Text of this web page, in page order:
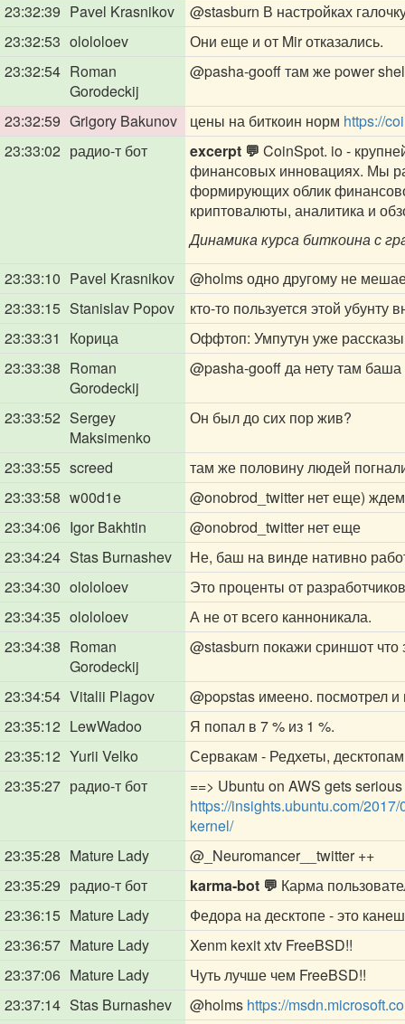
23:32:39 Pavel Krasnikov @stasburn В настройках
23:32:53 olololoev
Они еще и от Mir отказались.
23:32:54 Roman
Gorodeckij
@pasha-gooffтам же power
23:32:59 Grigory Bakunov цены на биткоин норм https://
23:33:02 радио-т бот excerpt 💬 CoinSpot. io -
финансовых инновациях. Мы
формирующих облик
криптовалюты, аналитика и
Динамика курса биткоина с
23:33:10 Pavel Krasnikov @holmsодно другому не
23:33:15 Stanislav Popov
кто-то пользуется этой
23:33:31
Корица
Оффтоп: Умпутун уже
23:33:38 Roman
Gorodeckij
@pasha-gooffда нету там баша
23:33:52 Sergey
Maksimenko
Он был до сих пор жив?
23:33:55 screed
там же половину людей
23:33:58 w00d1e @onobrod_twitterнет еще) ждем
23:34:06 Igor Bakhtin @onobrod_twitterнет еще
23:34:24 Stas Burnashev
Не, баш на винде нативно
23:34:30 olololoev
Это проценты от
23:34:35 olololoev
А не от всего канноникала.
23:34:38 Roman
Gorodeckij
@stasburn покажи сриншот что
23:34:54 Vitalii Plagov @popstas имеено. посмотрел и
23:35:12 LewWadoo
Я попал в 7 % из 1 %.
23:35:12 Yurii Velko
Сервакам - Редхеты,
23:35:27 радио-т бот
==> Ubuntu on AWS gets
https://insights.ubuntu.com/
kernel/
23:35:28 Mature Lady @_Neuromancer__twitter++
23:35:29 радио-т бот karma-bot 💬 Карма
23:36:15 Mature Lady
Федора на десктопе - это
23:36:57 Mature Lady
Xenm kexit xtv FreeBSD!!
23:37:06 Mature Lady
Чуть лучше чем FreeBSD!!
23:37:14 Stas Burnashev @holms https://